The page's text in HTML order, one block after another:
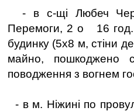
- в с-щі Любеч
Перемоги, 2 о 16 год.
будинку (5х8 м, стіни
майно, пошкоджено
поводження з вогнем
- в м. Ніжині по